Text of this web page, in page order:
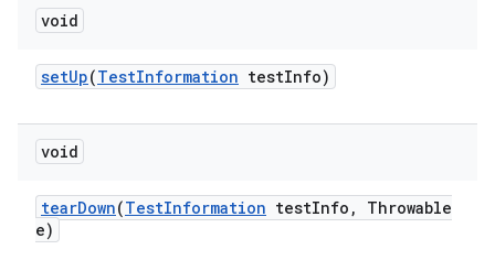
void
setUp(TestInformation testInfo)
void
tearDown(TestInformation testInfo ,
Throwable
e)